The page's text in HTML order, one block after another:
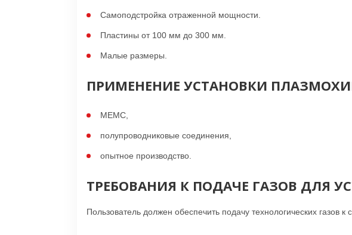
Самоподстройка отраженной мощности.
Пластины от 100 мм до 300 мм.
Малые размеры.
ПРИМЕНЕНИЕ УСТАНОВКИ
МЕМС,
полупроводниковые соединения,
опытное производство.
ТРЕБОВАНИЯ К ПОДАЧЕ ГАЗОВ ДЛЯ
Пользователь должен обеспечить подачу технологических газов